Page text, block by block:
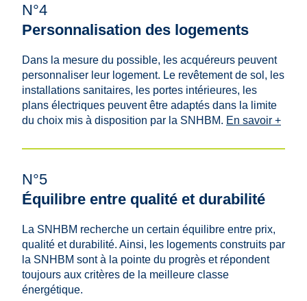
N°4
Personnalisation des logements
Dans la mesure du possible, les acquéreurs peuvent
personnaliser leur logement. Le revêtement de sol, les
installations sanitaires, les portes intérieures, les
plans électriques peuvent être adaptés dans la limite
du choix mis à disposition par la SNHBM. En savoir +
N°5
Équilibre entre qualité et durabilité
La SNHBM recherche un certain équilibre entre prix,
qualité et durabilité. Ainsi, les logements construits par
la SNHBM sont à la pointe du progrès et répondent
toujours aux critères de la meilleure classe
énergétique.